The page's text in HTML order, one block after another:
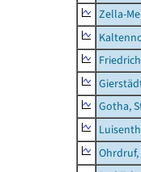
Zella-
Gotha,